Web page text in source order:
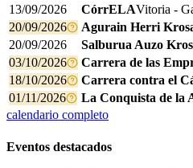
13/09/2026
CórrELAVitoria -
20/09/2026
Agurain Herri
20/09/2026
Salburua Auzo
03/10/2026
Carrera de las
18/10/2026
Carrera contra el
01/11/2026
La Conquista de la
calendario completo
Eventos destacados